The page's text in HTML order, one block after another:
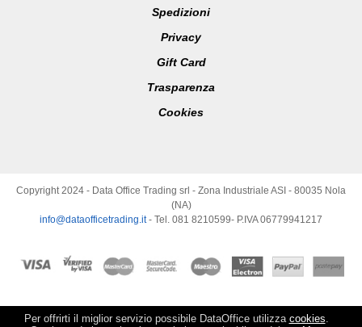
Per offrirti il miglior servizio possibile DataOffice utilizza cookies.
Spedizioni
Privacy
Gift Card
Trasparenza
Cookies
Copyright 2024 - Data Office Trading srl - Zona Industriale ASI - 80035 Nola
(NA)
info@dataofficetrading.it- Tel. 081 8210599- P.IVA 06779941217